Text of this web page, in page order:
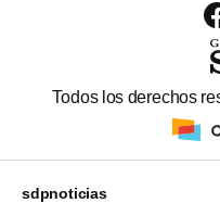
Todos los derechos
sdpnoticias